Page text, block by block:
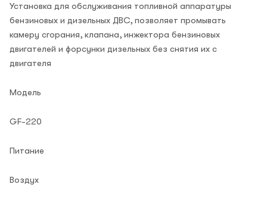
Установка для обслуживания топливной аппаратуры
бензиновых и дизельных ДВС, позволяет промывать
камеру сгорания, клапана, инжектора бензиновых
двигателей и форсунки дизельных без снятия их с
двигателя
Модель
GF-220
Питание
Воздух